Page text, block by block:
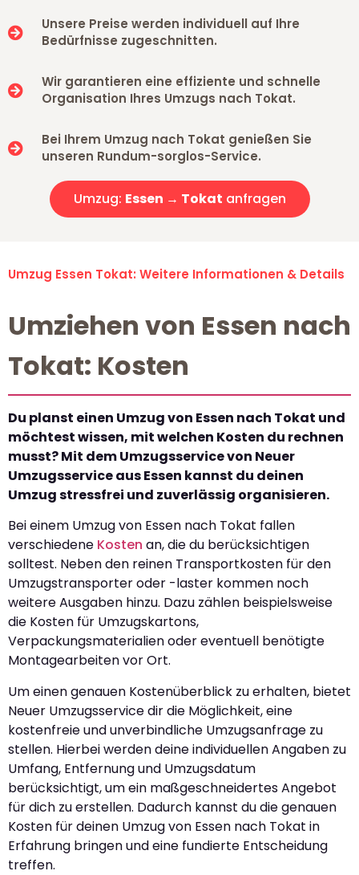
Unsere Preise werden individuell auf Ihre
Bedürfnisse zugeschnitten.
Wir garantieren eine effiziente und schnelle
Organisation Ihres Umzugs nach Tokat.
Bei Ihrem Umzug nach Tokat genießen Sie
unseren Rundum-sorglos-Service.
Umzug: Essen → Tokat anfragen
Umzug Essen Tokat: Weitere Informationen & Details
Umziehen von Essen nach
Tokat: Kosten
Du planst einen Umzug von Essen nach Tokat und
möchtest wissen, mit welchen Kosten du rechnen
musst? Mit dem Umzugsservice von Neuer
Umzugsservice aus Essen kannst du deinen
Umzug stressfrei und zuverlässig organisieren.
Bei einem Umzug von Essen nach Tokat fallen
verschiedene Kosten an, die du berücksichtigen
solltest. Neben den reinen Transportkosten für den
Umzugstransporter oder -laster kommen noch
weitere Ausgaben hinzu. Dazu zählen beispielsweise
die Kosten für Umzugskartons,
Verpackungsmaterialien oder eventuell benötigte
Montagearbeiten vor Ort.
Um einen genauen Kostenüberblick zu erhalten, bietet
Neuer Umzugsservice dir die Möglichkeit, eine
kostenfreie und unverbindliche Umzugsanfrage zu
stellen. Hierbei werden deine individuellen Angaben zu
Umfang, Entfernung und Umzugsdatum
berücksichtigt, um ein maßgeschneidertes Angebot
für dich zu erstellen. Dadurch kannst du die genauen
Kosten für deinen Umzug von Essen nach Tokat in
Erfahrung bringen und eine fundierte Entscheidung
treffen.